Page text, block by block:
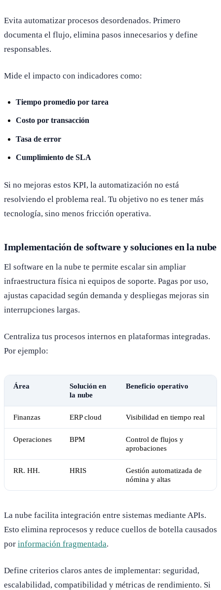
Evita automatizar procesos desordenados. Primero
documenta el flujo, elimina pasos innecesarios y define
responsables.
Mide el impacto con indicadores como:
Tiempo promedio por tarea
Costo por transacción
Tasa de error
Cumplimiento de SLA
Si no mejoras estos KPI, la automatización no está
resolviendo el problema real. Tu objetivo no es tener más
tecnología, sino menos fricción operativa.
Implementación de software y soluciones en la nube
El software en la nube te permite escalar sin ampliar
infraestructura física ni equipos de soporte. Pagas por uso,
ajustas capacidad según demanda y despliegas mejoras sin
interrupciones largas.
Centraliza tus procesos internos en plataformas integradas.
Por ejemplo:
Área
Solución en
la nube
Beneficio operativo
Finanzas ERP cloud Visibilidad en tiempo real
Operaciones BPM
Control de flujos y
aprobaciones
RR. HH. HRIS
Gestión automatizada de
nómina y altas
La nube facilita integración entre sistemas mediante APIs.
Esto elimina reprocesos y reduce cuellos de botella causados
por información fragmentada.
Define criterios claros antes de implementar: seguridad,
escalabilidad, compatibilidad y métricas de rendimiento. Si